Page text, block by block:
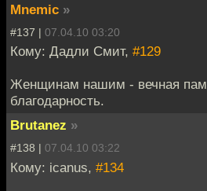
Mnemic »
#137 | 07.04.10 03:20
Кому: Дадли Смит, #129
Женщинам нашим - вечная
благодарность.
Brutanez »
#138 | 07.04.10 03:22
Кому: icanus, #134